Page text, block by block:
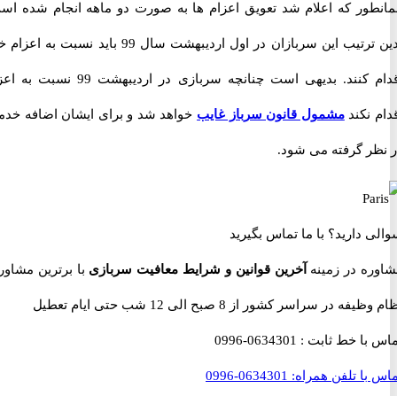
که اعلام شد تعویق اعزام ها به صورت دو ماهه انجام شده است.
بدین ترتیب این سربازان در اول اردیبهشت سال 99 باید نسبت به اعزام خود
اقدام کنند. بدیهی است چنانچه سربازی در اردیبهشت 99 نسبت به اعزام
نکندمشمول قانون سرباز غایبخواهد شد و برای ایشان اضافه خدمت
گرفته می شود.
دارید؟ با ما تماس بگیرید
در زمینهآخرین قوانین و شرایط معافیت سربازیبا برترین مشاوران
در سراسر کشور از 8 صبح الی 12 شب حتی ایام تعطیل
با خط ثابت :0634301-0996
تلفن همراه:0634301-0996